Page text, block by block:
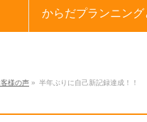
からだプランニング
客様の声 » 半年ぶりに自己新記録達成！！